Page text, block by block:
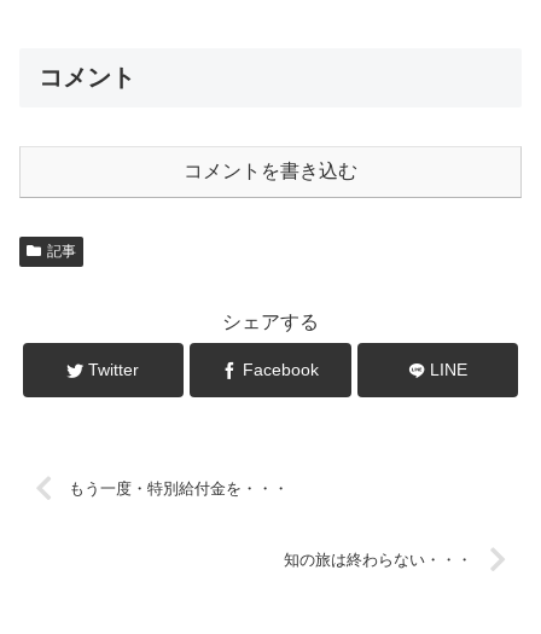
コメント
コメントを書き込む
記事
シェアする
Twitter Facebook LINE
もう一度・特別給付金を・・・
知の旅は終わらない・・・